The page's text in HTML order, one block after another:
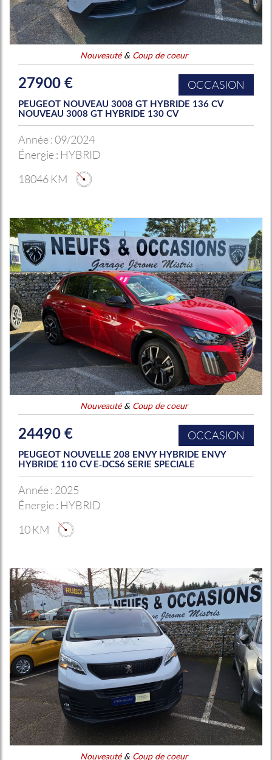
Nouveauté& Coup de coeur
27900 € OCCASION
PEUGEOT NOUVEAU 3008 GT HYBRIDE 136 CV
NOUVEAU 3008 GT HYBRIDE 130 CV
Année :09/2024
Énergie : HYBRID
18046 KM
Nouveauté& Coup de coeur
24490 € OCCASION
PEUGEOT NOUVELLE 208 ENVY HYBRIDE ENVY
HYBRIDE 110 CV E-DCS6 SERIE SPECIALE
Année : 2025
Énergie : HYBRID
10 KM
Nouveauté& Coup de coeur